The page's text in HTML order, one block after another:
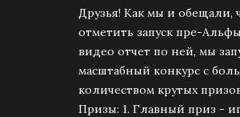
Друзья! Как мы и обещали,
отметить запуск пре-
видео отчет по ней, мы
масштабный конкурс с
количеством крутых
Призы: 1. Главный приз -